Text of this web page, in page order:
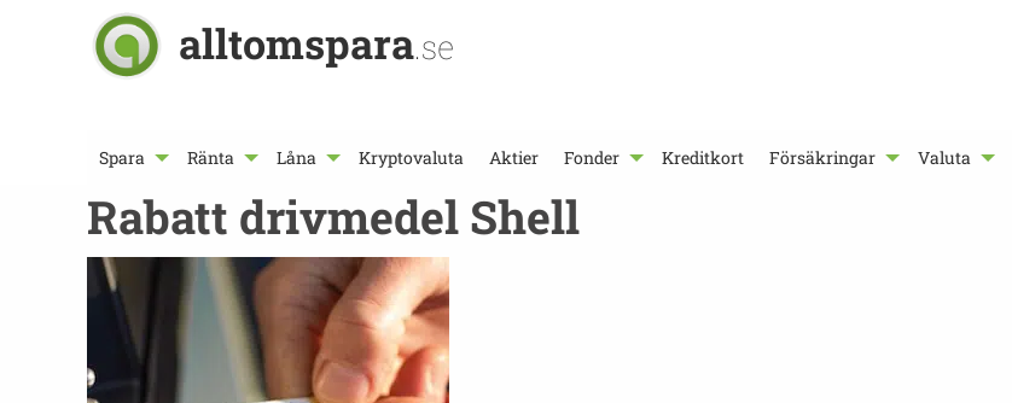
alltomspara.se
Spara Ränta Låna Kryptovaluta Aktier Fonder Kreditkort Försäkringar Valuta
Rabatt drivmedel Shell